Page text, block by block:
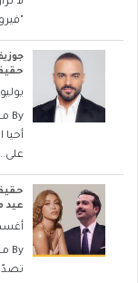
لا
حقيقة
يوليو 25, 2026
By
أحيا
عيد
أغسطس
By